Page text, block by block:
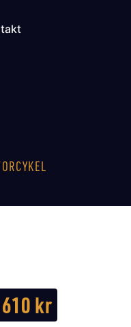
610kr